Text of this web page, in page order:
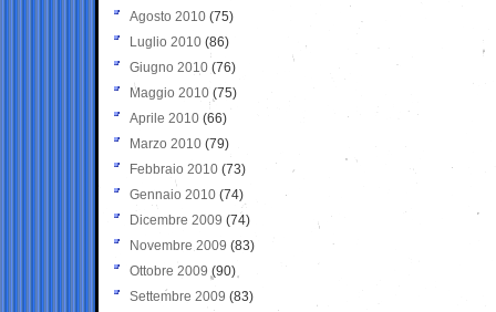
Agosto 2010 (75)
Luglio 2010 (86)
Giugno 2010 (76)
Maggio 2010 (75)
Aprile 2010 (66)
Marzo 2010 (79)
Febbraio 2010 (73)
Gennaio 2010 (74)
Dicembre 2009 (74)
Novembre 2009 (83)
Ottobre 2009 (90)
Settembre 2009 (83)